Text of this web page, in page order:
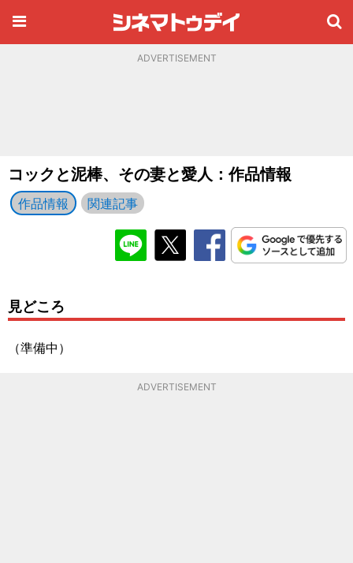
ADVERTISEMENT
コックと泥棒、その妻と愛人：作品情報
作品情報 関連記事
見どころ
（準備中）
ADVERTISEMENT